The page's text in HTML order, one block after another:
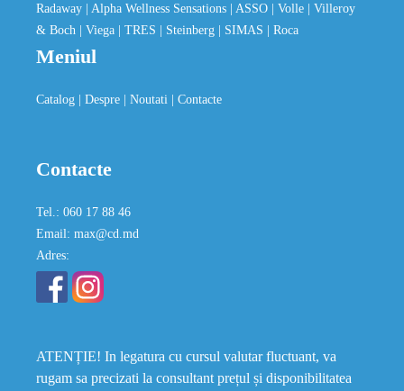
Radaway
| Alpha Wellness Sensations | ASSO | Volle
| Villeroy
& Boch
| Viega | TRES | Steinberg | SIMAS | Roca
Meniul
Catalog | Despre | Noutati | Contacte
Contacte
Tel.: 060 17 88 46
Email: max@cd.md
Adres:
ATENȚIE! In legatura cu cursul valutar fluctuant, va
rugam sa precizati la consultant prețul și disponibilitatea